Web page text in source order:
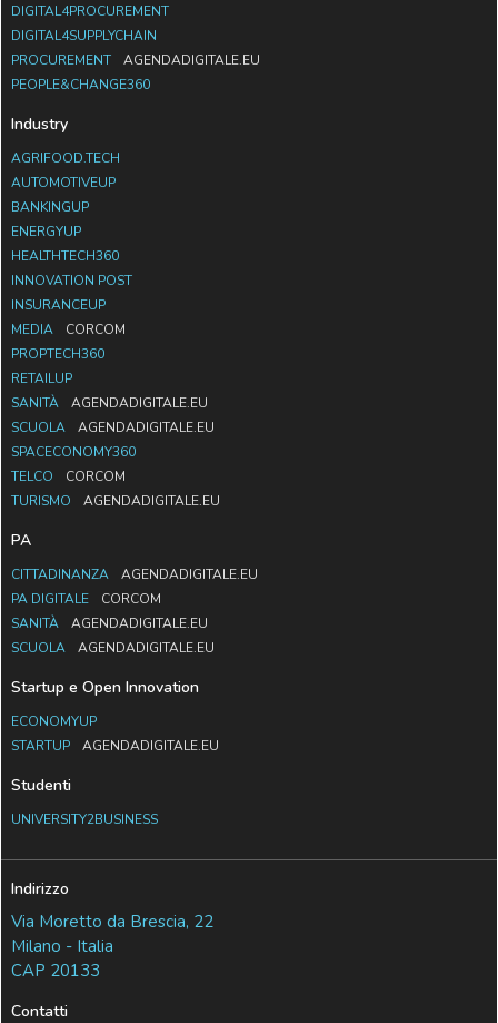
DIGITAL4PROCUREMENT
DIGITAL4SUPPLYCHAIN
PROCUREMENT
AGENDADIGITALE.EU
PEOPLE&CHANGE360
Industry
AGRIFOOD.TECH
AUTOMOTIVEUP
BANKINGUP
ENERGYUP
HEALTHTECH360
INNOVATION POST
INSURANCEUP
MEDIA
CORCOM
PROPTECH360
RETAILUP
SANITÀ
AGENDADIGITALE.EU
SCUOLA
AGENDADIGITALE.EU
SPACECONOMY360
TELCO
CORCOM
TURISMO
AGENDADIGITALE.EU
PA
CITTADINANZA
AGENDADIGITALE.EU
PA DIGITALE
CORCOM
SANITÀ
AGENDADIGITALE.EU
SCUOLA
AGENDADIGITALE.EU
Startup e Open Innovation
ECONOMYUP
STARTUP
AGENDADIGITALE.EU
Studenti
UNIVERSITY2BUSINESS
Indirizzo
Via Moretto da Brescia, 22
Milano - Italia
CAP 20133
Contatti